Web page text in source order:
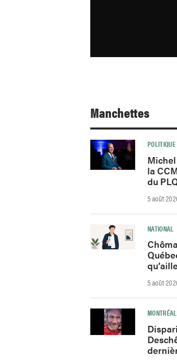
Manchettes
POLITIQUE
la
du
5 août
NATIONAL
5 août
MONTRÉAL